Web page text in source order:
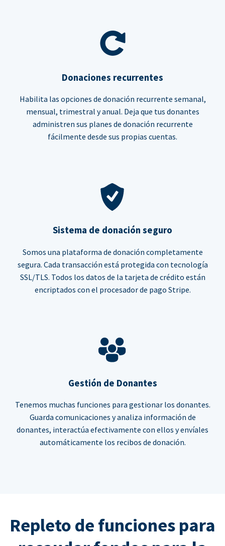
Donaciones recurrentes
Habilita las opciones de donación recurrente semanal,
mensual, trimestral y anual. Deja que tus donantes
administren sus planes de donación recurrente
fácilmente desde sus propias cuentas.
Sistema de donación seguro
Somos una plataforma de donación completamente
segura. Cada transacción está protegida con tecnología
SSL/TLS. Todos los datos de la tarjeta de crédito están
encriptados con el procesador de pago Stripe.
Gestión de Donantes
Tenemos muchas funciones para gestionar los donantes.
Guarda comunicaciones y analiza información de
donantes, interactúa efectivamente con ellos y envíales
automáticamente los recibos de donación.
Repleto de funciones para